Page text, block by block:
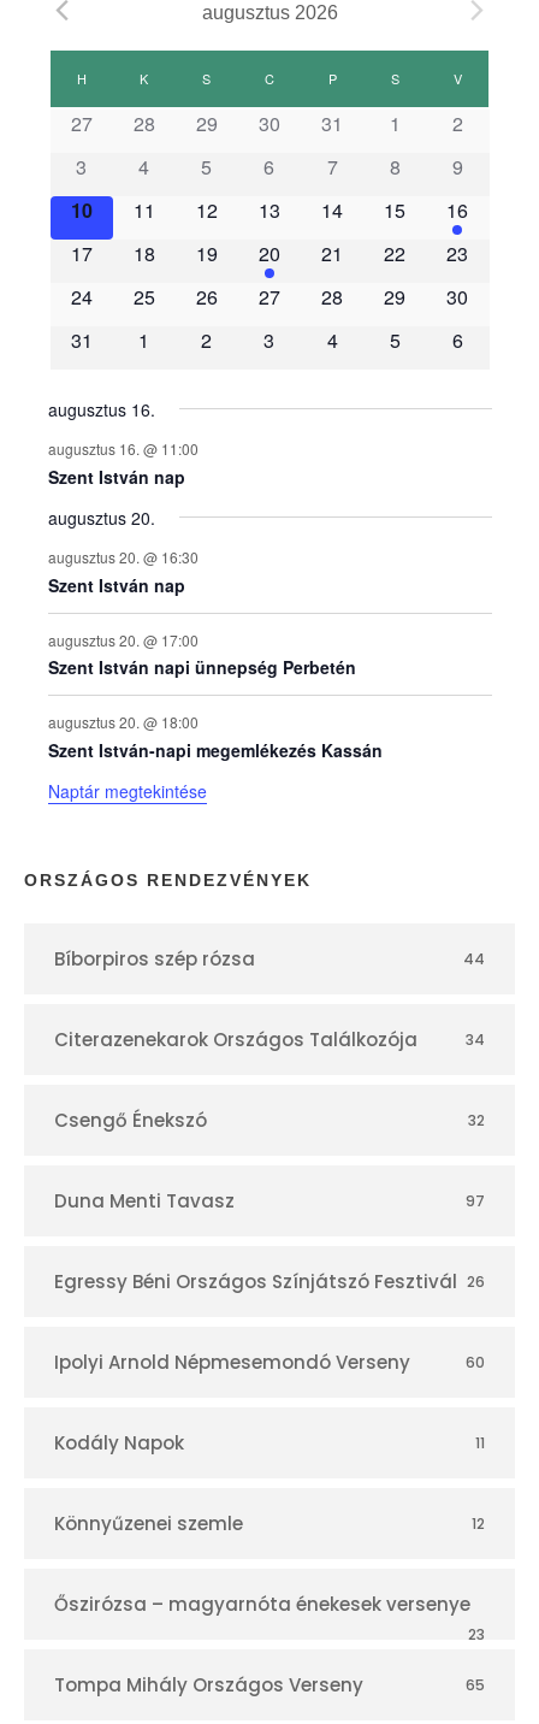
augusztus 2026
E
e
m
é
n
y
e
k
n
a
p
t
r
H K S CCSÜTÖRTÖK
PPÉNTEK SSZOMBAT
VVASÁRNAP
27 28 29 30 31 1
2
3
4 5 6 7 8
9
10
11 12 13 14 15
16
17
18 19 20 21 22
23
24
25 26 27 28 29
30
31
1 2 3 4 5 6
augusztus 16.
augusztus 16. @ 11:00
Szent István nap
augusztus 20.
augusztus 20. @ 16:30
Szent István nap
augusztus 20. @ 17:00
Szent István napi ünnepség Perbetén
augusztus 20. @ 18:00
Szent István-napi megemlékezés Kassán
Naptár megtekintése
ORSZÁGOS RENDEZVÉNYEK
Bíborpiros szép rózsa 44
Citerazenekarok Országos Találkozója 34
Csengő Énekszó 32
Duna Menti Tavasz 97
Egressy Béni Országos Színjátszó Fesztivál 26
Ipolyi Arnold Népmesemondó Verseny 60
Kodály Napok 11
Könnyűzenei szemle 12
Őszirózsa – magyarnóta énekesek versenye
23
Tompa Mihály Országos Verseny 65